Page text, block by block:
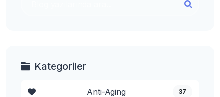
Kategoriler
Anti-Aging 37